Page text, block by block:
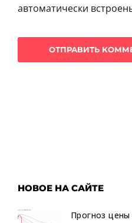
автоматически
НОВОЕ НА САЙТЕ
Прогноз цены